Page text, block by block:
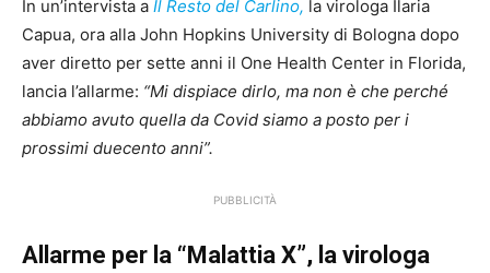
In un’intervista a Il Resto del Carlino, la virologa Ilaria
Capua, ora alla John Hopkins University di Bologna dopo
aver diretto per sette anni il One Health Center in Florida,
lancia l’allarme: “Mi dispiace dirlo, ma non è che perché
abbiamo avuto quella da Covid siamo a posto per i
prossimi duecento anni”.
PUBBLICITÀ
Allarme per la “Malattia X”, la virologa